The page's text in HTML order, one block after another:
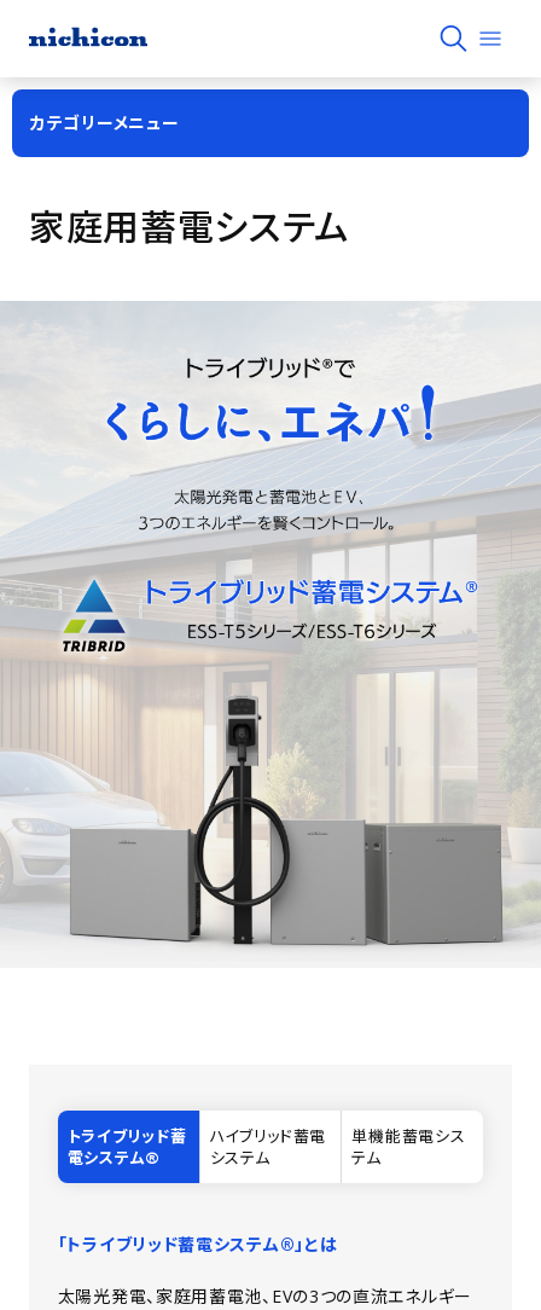
カテゴリーメニュー
家庭用蓄電システム
トライブリッド蓄
電システム®
ハイブリッド蓄電
システム
単機能蓄電シス
テム
「トライブリッド蓄電システム®」とは
太陽光発電、家庭用蓄電池、EVの3つの直流エネルギー